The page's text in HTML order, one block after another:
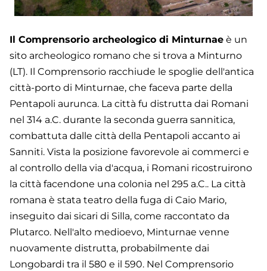
Il Comprensorio archeologico di Minturnae è un
sito archeologico romano che si trova a Minturno
(LT). Il Comprensorio racchiude le spoglie dell'antica
città-porto di Minturnae, che faceva parte della
Pentapoli aurunca. La città fu distrutta dai Romani
nel 314 a.C. durante la seconda guerra sannitica,
combattuta dalle città della Pentapoli accanto ai
Sanniti. Vista la posizione favorevole ai commerci e
al controllo della via d'acqua, i Romani ricostruirono
la città facendone una colonia nel 295 a.C.. La città
romana è stata teatro della fuga di Caio Mario,
inseguito dai sicari di Silla, come raccontato da
Plutarco. Nell'alto medioevo, Minturnae venne
nuovamente distrutta, probabilmente dai
Longobardi tra il 580 e il 590. Nel Comprensorio